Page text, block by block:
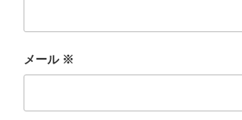
メール ※